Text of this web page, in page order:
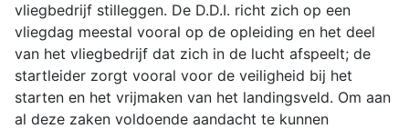
vliegbedrijf stilleggen. De D.D.I. richt zich op een
vliegdag meestal vooral op de opleiding en het deel
van het vliegbedrijf dat zich in de lucht afspeelt; de
startleider zorgt vooral voor de veiligheid bij het
starten en het vrijmaken van het landingsveld. Om aan
al deze zaken voldoende aandacht te kunnen